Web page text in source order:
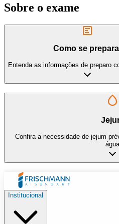
Sobre o exame
Como se
Entenda as informações de preparo
Confira a necessidade de jejum
água
Institucional